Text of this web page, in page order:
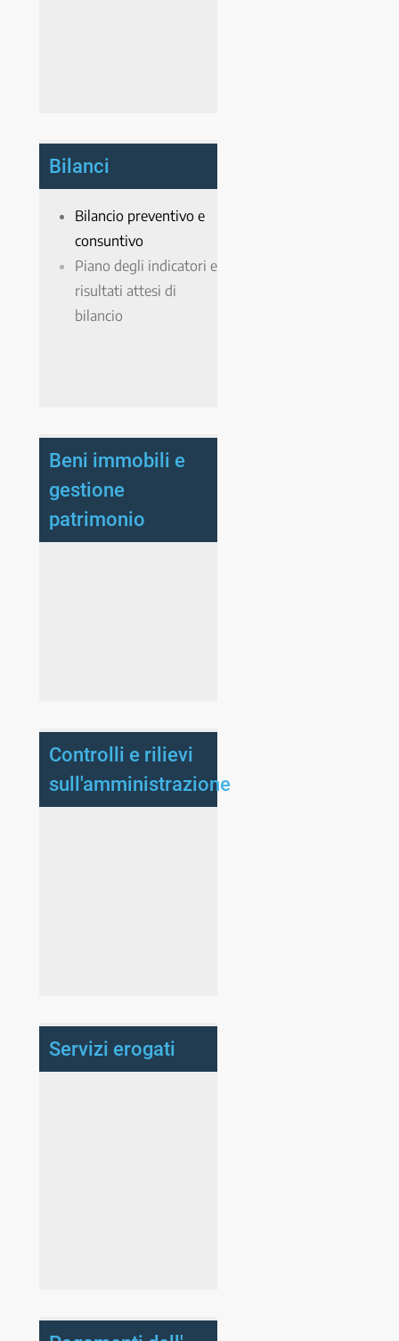
Bilanci
Bilancio preventivo e
consuntivo
Piano degli indicatori e
risultati attesi di
bilancio
Beni immobili e
gestione
patrimonio
Controlli e rilievi
sull'amministrazione
Servizi erogati